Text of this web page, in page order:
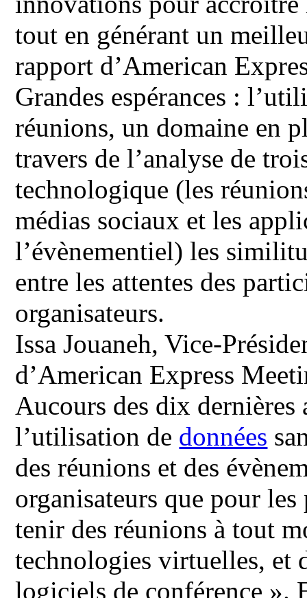
tout en générant un
rapport d’American
Grandes espérances :
réunions, un domaine en
travers de l’analyse de
technologique (les
médias sociaux et les
l’évènementiel) les
entre les attentes des
organisateurs.
Issa Jouaneh, Vice-
d’American Express
Aucours des dix dernières
l’utilisation de données
des réunions et des
organisateurs que pour
tenir des réunions à tout
technologies virtuelles, et
logiciels de conférence ».